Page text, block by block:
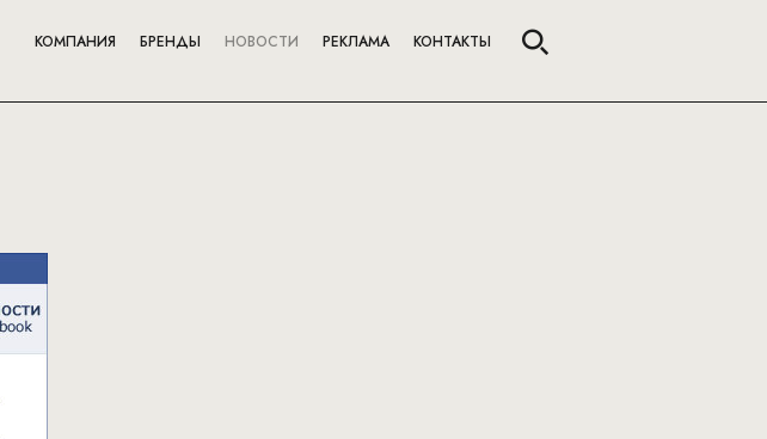
КОМПАНИЯ БРЕНДЫ НОВОСТИ РЕКЛАМА КОНТАКТЫ